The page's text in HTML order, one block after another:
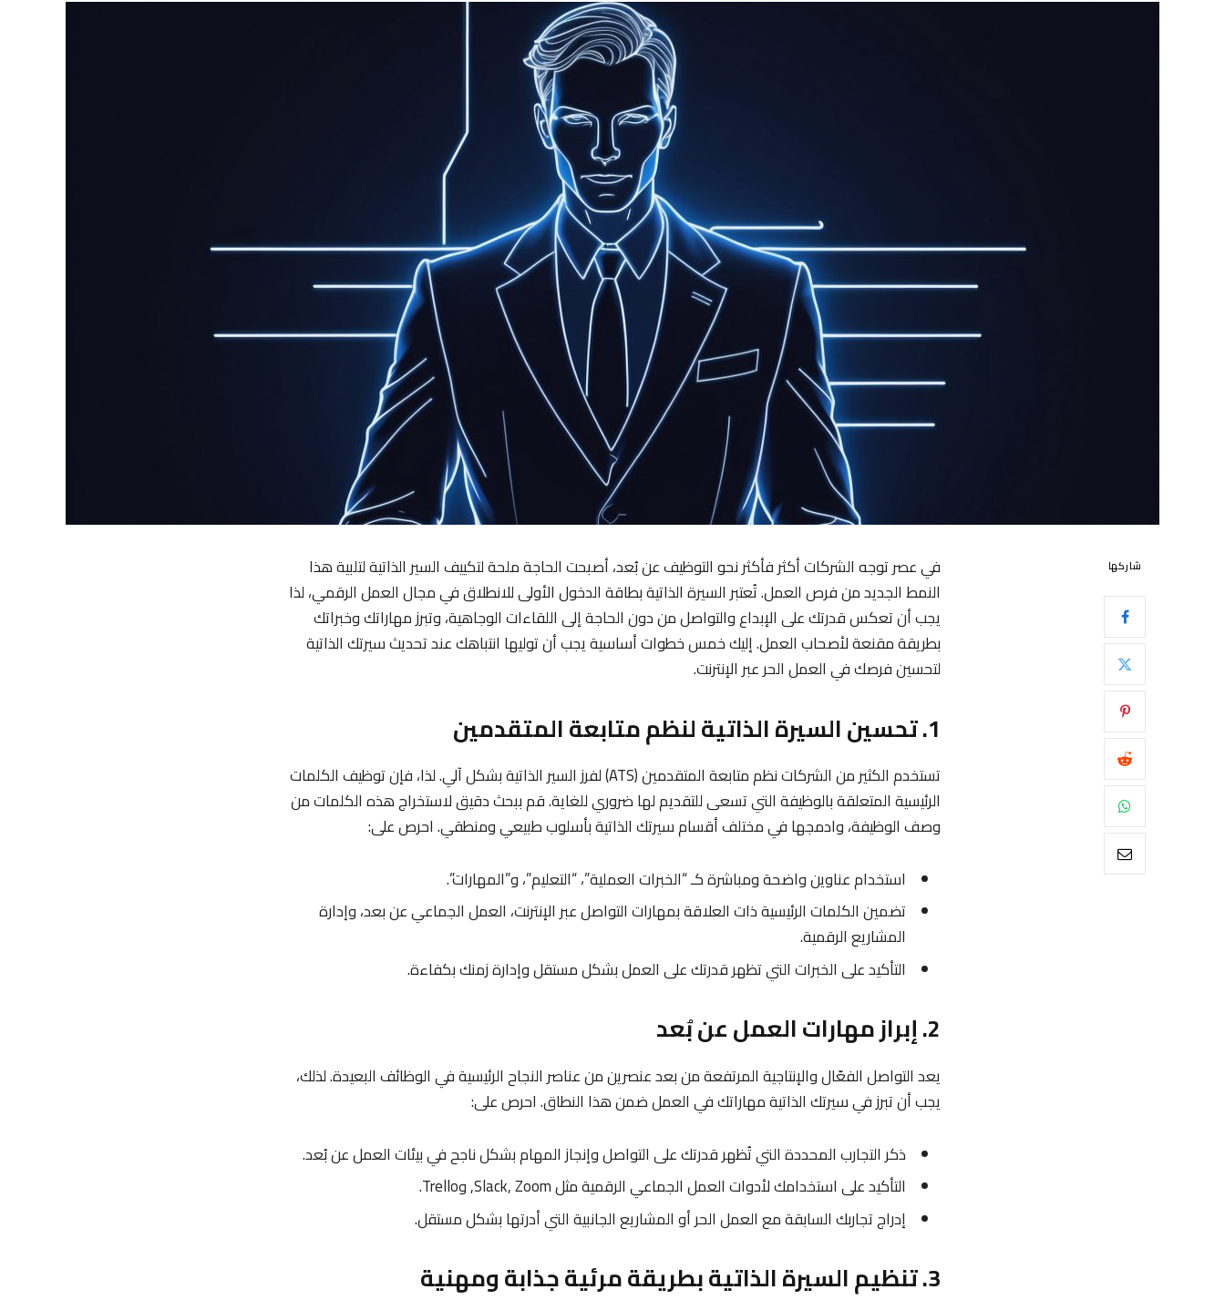
شاركها
في عصر توجه الشركات أكثر فأكثر نحو التوظيف عن بُعد، أصبحت الحاجة ملحة لتكييف السير الذاتية لتلبية هذا
النمط الجديد من فرص العمل. تُعتبر السيرة الذاتية بطاقة الدخول الأولى للانطلاق في مجال العمل الرقمي، لذا
يجب أن تعكس قدرتك على الإبداع والتواصل من دون الحاجة إلى اللقاءات الوجاهية، وتبرز مهاراتك وخبراتك
بطريقة مقنعة لأصحاب العمل. إليك خمس خطوات أساسية يجب أن توليها انتباهك عند تحديث سيرتك الذاتية
لتحسين فرصك في العمل الحر عبر الإنترنت.
1. تحسين السيرة الذاتية لنظم متابعة المتقدمين
تستخدم الكثير من الشركات نظم متابعة المتقدمين (ATS) لفرز السير الذاتية بشكل آلي. لذا، فإن توظيف الكلمات
الرئيسية المتعلقة بالوظيفة التي تسعى للتقديم لها ضروري للغاية. قم ببحث دقيق لاستخراج هذه الكلمات من
وصف الوظيفة، وادمجها في مختلف أقسام سيرتك الذاتية بأسلوب طبيعي ومنطقي. احرص على:
استخدام عناوين واضحة ومباشرة كـ “الخبرات العملية”، “التعليم”، و”المهارات”.
تضمين الكلمات الرئيسية ذات العلاقة بمهارات التواصل عبر الإنترنت، العمل الجماعي عن بعد، وإدارة
المشاريع الرقمية.
التأكيد على الخبرات التي تظهر قدرتك على العمل بشكل مستقل وإدارة زمنك بكفاءة.
2. إبراز مهارات العمل عن بُعد
يعد التواصل الفعّال والإنتاجية المرتفعة من بعد عنصرين من عناصر النجاح الرئيسية في الوظائف البعيدة. لذلك،
يجب أن تبرز في سيرتك الذاتية مهاراتك في العمل ضمن هذا النطاق. احرص على:
ذكر التجارب المحددة التي تُظهر قدرتك على التواصل وإنجاز المهام بشكل ناجح في بيئات العمل عن بُعد.
التأكيد على استخدامك لأدوات العمل الجماعي الرقمية مثل Slack, Zoom, وTrello.
إدراج تجاربك السابقة مع العمل الحر أو المشاريع الجانبية التي أدرتها بشكل مستقل.
3. تنظيم السيرة الذاتية بطريقة مرئية جذابة ومهنية